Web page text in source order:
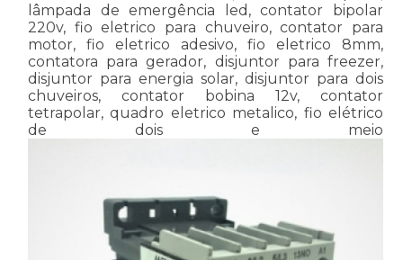
lâmpada de emergência led, contator bipolar
220v, fio eletrico para chuveiro, contator para
motor, fio eletrico adesivo, fio eletrico 8mm,
contatora para gerador, disjuntor para freezer,
disjuntor para energia solar, disjuntor para dois
chuveiros, contator bobina 12v, contator
tetrapolar, quadro eletrico metalico, fio elétrico
de dois e meio